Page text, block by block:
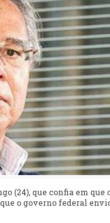
(24), que confia em que
o governo federal